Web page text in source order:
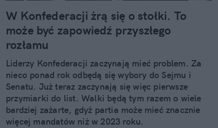
W Konfederacji żrą się o stołki. To
może być zapowiedź przyszłego
rozłamu
Liderzy Konfederacji zaczynają mieć problem. Za
nieco ponad rok odbędą się wybory do Sejmu i
Senatu. Już teraz zaczynają się więc pierwsze
przymiarki do list. Walki będą tym razem o wiele
bardziej zażarte, gdyż partia może mieć znacznie
więcej mandatów niż w 2023 roku.